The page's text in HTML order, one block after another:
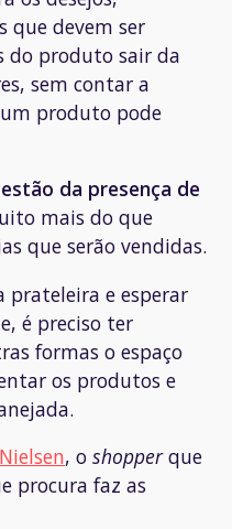
que devem ser
do produto sair da
sem contar a
produto pode
da presença de
mais do que
que serão vendidas.
prateleira e esperar
é preciso ter
formas o espaço
os produtos e
Nielsen, o shopperque
procura faz as